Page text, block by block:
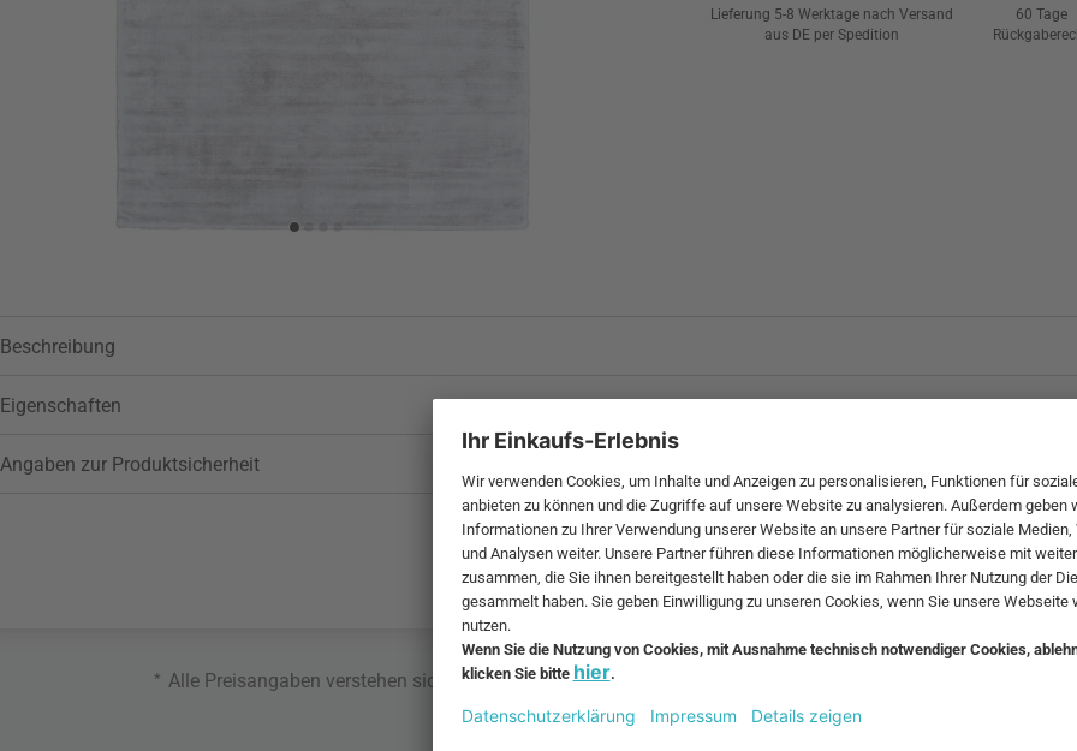
Lieferung 5-8 Werktage nach Versand
aus DE per Spedition
60 Tage
Beschreibung
Eigenschaften
Angaben zur Produktsicherheit
* Alle Preisangaben verstehen sich inklusive MwSt. und zzgl.